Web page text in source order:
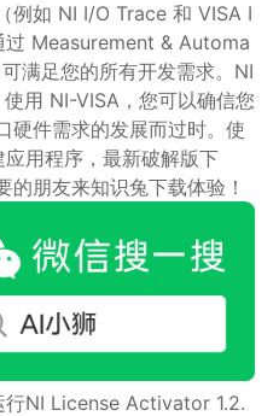
例如 NI I/O Trace 和 VISA I
Measurement & Automa
满足您的所有开发需求。NI
用 NI-VISA，您可以确信您
硬件需求的发展而过时。使
用程序，最新破解版下
朋友来知识兔下载体验！
行NI License Activator 1.2.